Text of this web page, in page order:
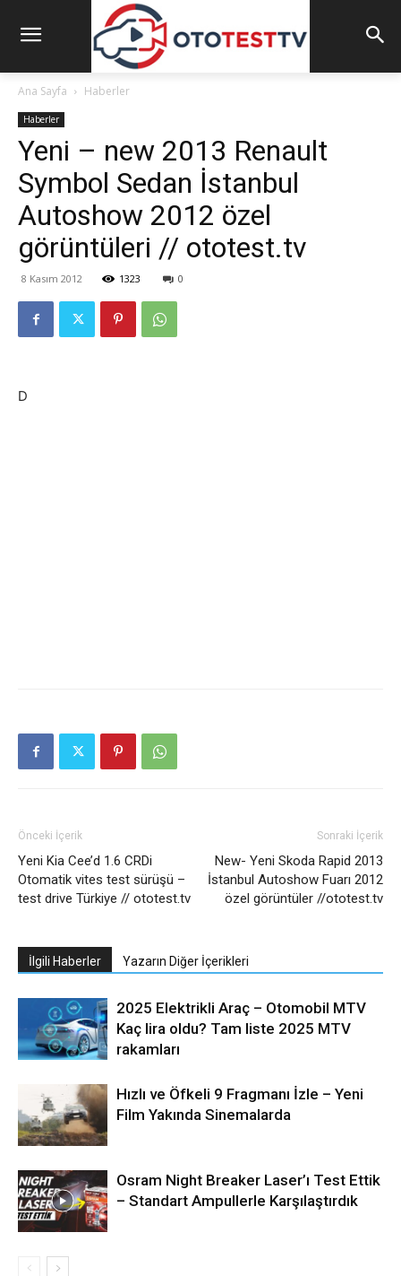
Ana Sayfa Haberler
Haberler
Yeni – new 2013 Renault
Symbol Sedan İstanbul
Autoshow 2012 özel
görüntüleri // ototest.tv
8 Kasım 2012 1323 0
D
Önceki İçerik
Yeni Kia Cee’d 1.6 CRDi
Otomatik vites test sürüşü –
test drive Türkiye // ototest.tv
Sonraki İçerik
New- Yeni Skoda Rapid 2013
İstanbul Autoshow Fuarı 2012
özel görüntüler //ototest.tv
İlgili Haberler Yazarın Diğer İçerikleri
2025 Elektrikli Araç – Otomobil MTV
Kaç lira oldu? Tam liste 2025 MTV
rakamları
Hızlı ve Öfkeli 9 Fragmanı İzle – Yeni
Film Yakında Sinemalarda
Osram Night Breaker Laser’ı Test Ettik
– Standart Ampullerle Karşılaştırdık